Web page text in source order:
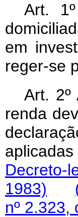
Art.
em
reger-se
Art.
renda
Decreto-
1983)
nº 2.323,